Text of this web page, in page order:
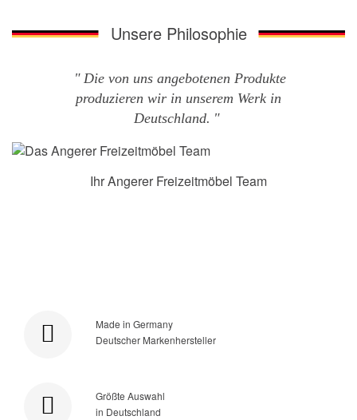
Unsere Philosophie
Die von uns angebotenen Produkte
produzieren wir in unserem Werk in
Deutschland.
Ihr Angerer Freizeitmöbel Team
Made in Germany
Deutscher Markenhersteller
Größte Auswahl
in Deutschland